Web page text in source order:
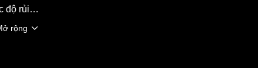
độ rủi
kỹ
rộng